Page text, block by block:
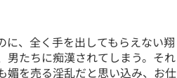
、全く手を出してもらえない翔
男たちに痴漢されてしまう。それ
媚を売る淫乱だと思い込み、お仕